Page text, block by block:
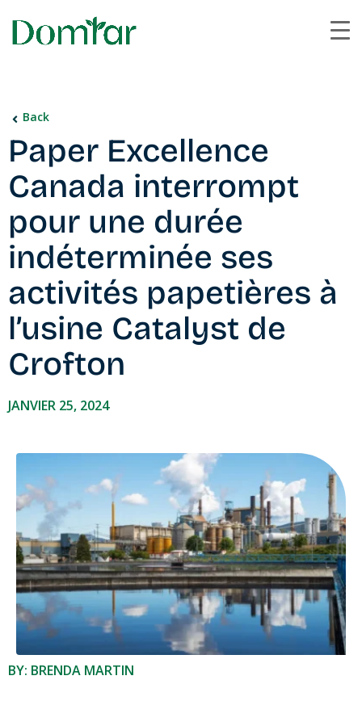
Back
Paper Excellence
Canada interrompt
pour une durée
indéterminée ses
activités papetières à
l’usine Catalyst de
Crofton
JANVIER 25, 2024
BY: BRENDA MARTIN